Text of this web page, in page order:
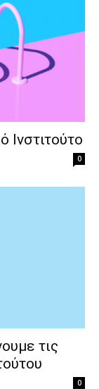
Ινστιτούτο
0
τις
0